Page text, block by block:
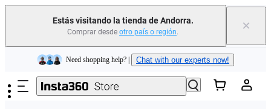
Estás visitando la tienda de Andorra.
Comprar desde otro país o región. ×
Saltar al contenido principal
Insta360 Luna Ultra |Ya disponible| Envío gratuito
Need shopping help? | Chat with our experts now!
Insta360 Luna Ultra | | Envío gratuito